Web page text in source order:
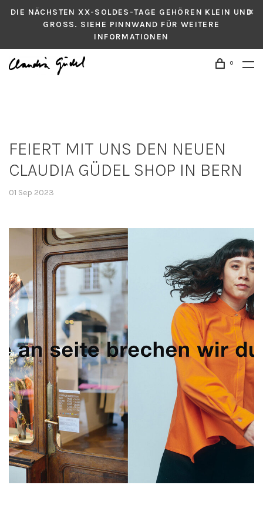
DIE NÄCHSTEN XX-SOLDES-TAGE GEHÖREN KLEIN UND
GROSS. SIEHE PINNWAND FÜR WEITERE
INFORMATIONEN
0
FEIERT MIT UNS DEN NEUEN
CLAUDIA GÜDEL SHOP IN BERN
01 Sep 2023